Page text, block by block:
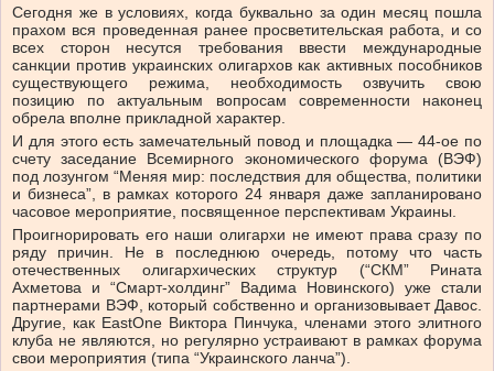
Сегодня же в условиях, когда буквально за один месяц пошла
прахом вся проведенная ранее просветительская работа, и со
всех сторон несутся требования ввести международные
санкции против украинских олигархов как активных пособников
существующего режима, необходимость озвучить свою
позицию по актуальным вопросам современности наконец
обрела вполне прикладной характер.
И для этого есть замечательный повод и площадка — 44-ое по
счету заседание Всемирного экономического форума (ВЭФ)
под лозунгом “Меняя мир: последствия для общества, политики
и бизнеса”, в рамках которого 24 января даже запланировано
часовое мероприятие, посвященное перспективам Украины.
Проигнорировать его наши олигархи не имеют права сразу по
ряду причин. Не в последнюю очередь, потому что часть
отечественных олигархических структур (“СКМ” Рината
Ахметова и “Смарт-холдинг” Вадима Новинского) уже стали
партнерами ВЭФ, который собственно и организовывает Давос.
Другие, как EastOne Виктора Пинчука, членами этого элитного
клуба не являются, но регулярно устраивают в рамках форума
свои мероприятия (типа “Украинского ланча”).